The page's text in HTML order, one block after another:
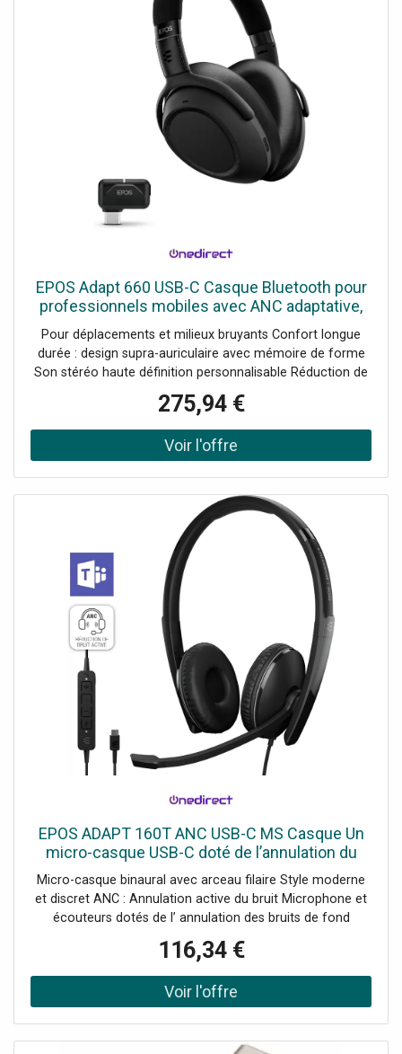
EPOS Adapt 660 USB-C Casque Bluetooth pour
professionnels mobiles avec ANC adaptative,
son stéréo haute fidélité et certification
Microsoft Teams.
Pour déplacements et milieux bruyants Confort longue
durée : design supra-auriculaire avec mémoire de forme
Son stéréo haute définition personnalisable Réduction de
bruit active hybride intelligente Jusqu'à 23h d'autonomie
en appel Chargement rapide : 90 min d'autonomie en 15
min Bluetooth multipoint : 2 connexions en simultané
Compatible UC, Teams, Zoom, Webex, et plus
275,94 €
EPOS ADAPT 160T ANC USB-C MS Casque Un
micro-casque USB-C doté de l’annulation du
bruit et certifié Microsoft Teams, idéal pour
tous les
Micro-casque binaural avec arceau filaire Style moderne
et discret ANC : Annulation active du bruit Microphone et
écouteurs dotés de l’ annulation des bruits de fond
mute/unmute Branchement facile et rapide : Plug & Play
Connectivité : USB-C Produit certifié Microsoft Teams
Compatible avec tous les softphones du marché
116,34 €